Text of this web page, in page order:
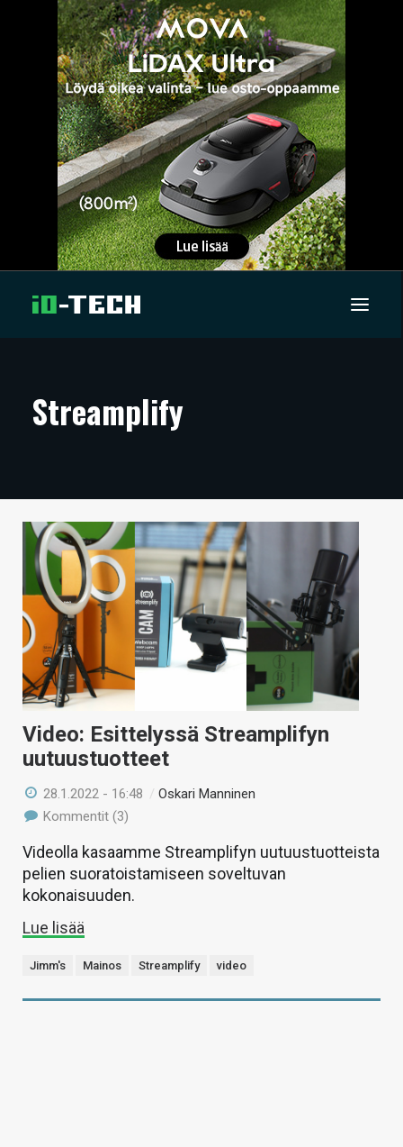
ARTIKKELIT
TECHBBS
TIETOA
HINTA.FI
KAUPPA
VAIHDA TEEMA
HAKU
Streamplify
Video: Esittelyssä Streamplifyn
uutuustuotteet
28.1.2022 - 16:48 /Oskari Manninen
Kommentit (3)
Videolla kasaamme Streamplifyn uutuustuotteista
pelien suoratoistamiseen soveltuvan
kokonaisuuden.
Lue lisää
Jimm's Mainos Streamplify video